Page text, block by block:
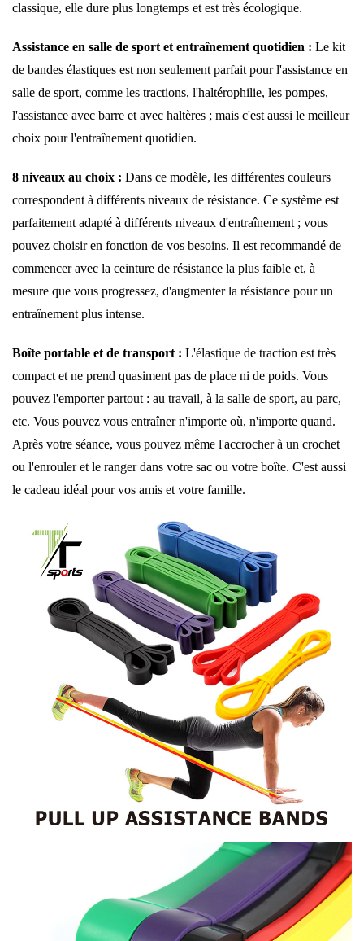
classique, elle dure plus longtemps et est très écologique.
Assistance en salle de sport et entraînement quotidien : Le kit
de bandes élastiques est non seulement parfait pour l'assistance en
salle de sport, comme les tractions, l'haltérophilie, les pompes,
l'assistance avec barre et avec haltères ; mais c'est aussi le meilleur
choix pour l'entraînement quotidien.
8 niveaux au choix : Dans ce modèle, les différentes couleurs
correspondent à différents niveaux de résistance. Ce système est
parfaitement adapté à différents niveaux d'entraînement ; vous
pouvez choisir en fonction de vos besoins. Il est recommandé de
commencer avec la ceinture de résistance la plus faible et, à
mesure que vous progressez, d'augmenter la résistance pour un
entraînement plus intense.
Boîte portable et de transport : L'élastique de traction est très
compact et ne prend quasiment pas de place ni de poids. Vous
pouvez l'emporter partout : au travail, à la salle de sport, au parc,
etc. Vous pouvez vous entraîner n'importe où, n'importe quand.
Après votre séance, vous pouvez même l'accrocher à un crochet
ou l'enrouler et le ranger dans votre sac ou votre boîte. C'est aussi
le cadeau idéal pour vos amis et votre famille.